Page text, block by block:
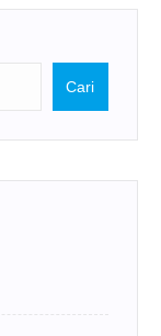
Cari